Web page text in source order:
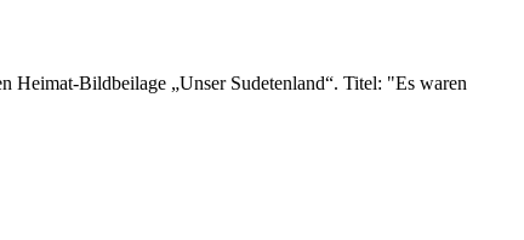
Heimat-Bildbeilage „Unser Sudetenland“. Titel: "Es waren